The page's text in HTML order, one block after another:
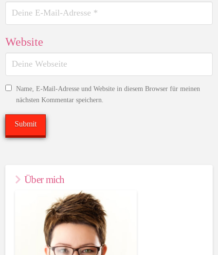
Website
Name, E-Mail-Adresse und Website in diesem Browser für meinen
nächsten Kommentar speichern.
Über mich